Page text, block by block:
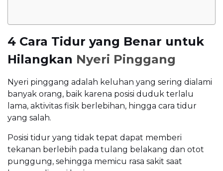
4 Cara Tidur yang Benar untuk
Hilangkan Nyeri Pinggang
Nyeri pinggang adalah keluhan yang sering dialami
banyak orang, baik karena posisi duduk terlalu
lama, aktivitas fisik berlebihan, hingga cara tidur
yang salah.
Posisi tidur yang tidak tepat dapat memberi
tekanan berlebih pada tulang belakang dan otot
punggung, sehingga memicu rasa sakit saat